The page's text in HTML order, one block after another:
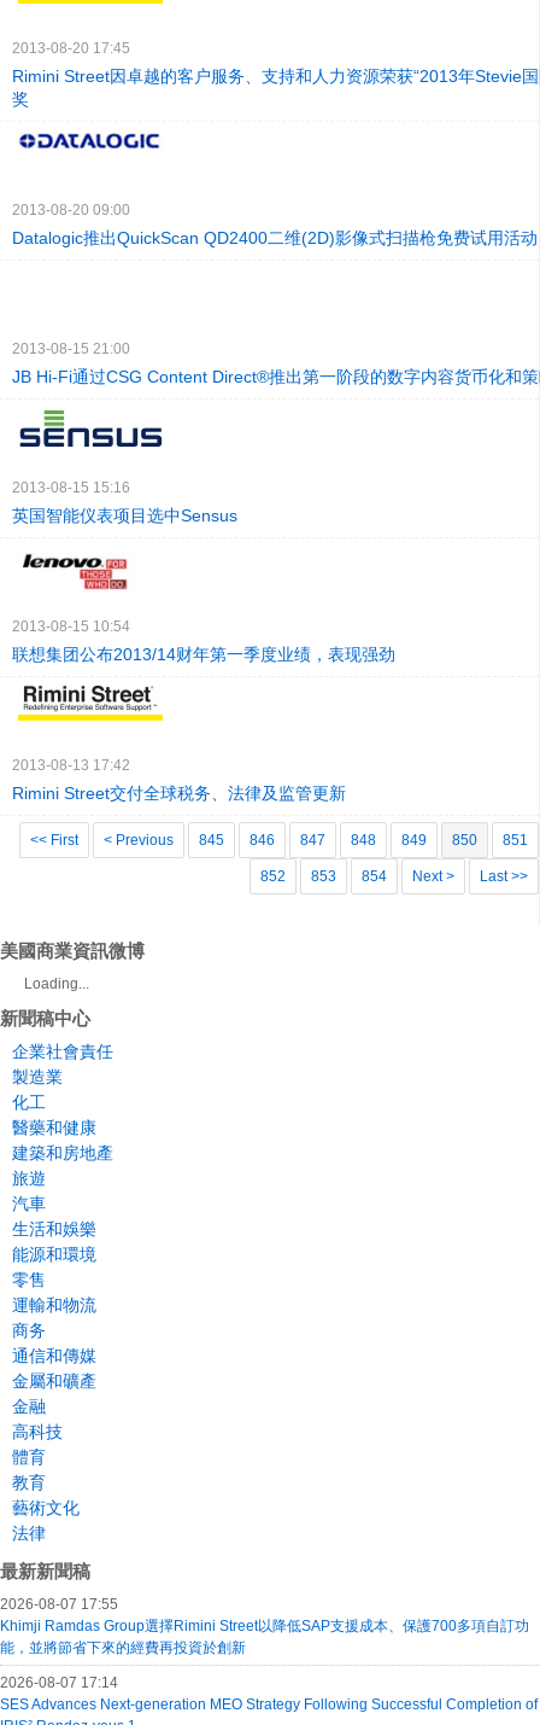
2013-08-20 17:45
Rimini Street因卓越的客户服务、支持和人力资源荣获“2013年Stevie
奖
2013-08-20 09:00
Datalogic推出QuickScan QD2400二维(2D)影像式扫描枪免费试用活动
2013-08-15 21:00
JB Hi-Fi通过CSG Content Direct®推出第一阶段的数字内容货币化和
2013-08-15 15:16
英国智能仪表项目选中Sensus
2013-08-15 10:54
联想集团公布2013/14财年第一季度业绩，表现强劲
2013-08-13 17:42
Rimini Street交付全球税务、法律及监管更新
<< First < Previous 845 846 847 848 849 850 851
852 853 854 Next > Last >>
美國商業資訊微博
Loading...
新聞稿中心
企業社會責任
製造業
化工
醫藥和健康
建築和房地產
旅遊
汽車
生活和娛樂
能源和環境
零售
運輸和物流
商务
通信和傳媒
金屬和礦產
金融
高科技
體育
教育
藝術文化
法律
最新新聞稿
2026-08-07 17:55
Khimji Ramdas Group選擇Rimini Street以降低SAP支援成本、保護700多項自訂功
能，並將節省下來的經費再投資於創新
2026-08-07 17:14
SES Advances Next-generation MEO Strategy Following Successful Completion of